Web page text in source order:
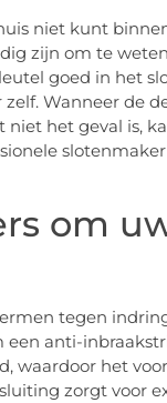
niet kunt
zijn om te
goed in het
Wanneer de
het geval is,
om
tegen
een anti-
waardoor het
zorgt voor